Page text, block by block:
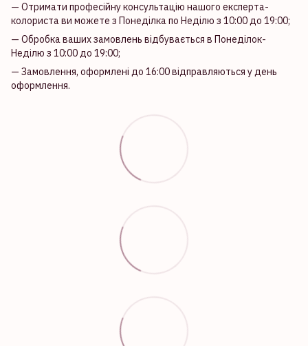
— Отримати професійну консультацію нашого експерта-
колориста ви можете з Понеділка по Неділю з 10:00 до 19:00;
— Обробка ваших замовлень відбувається в Понеділок-
Неділю з 10:00 до 19:00;
— Замовлення, оформлені до 16:00 відправляються у день
оформлення.